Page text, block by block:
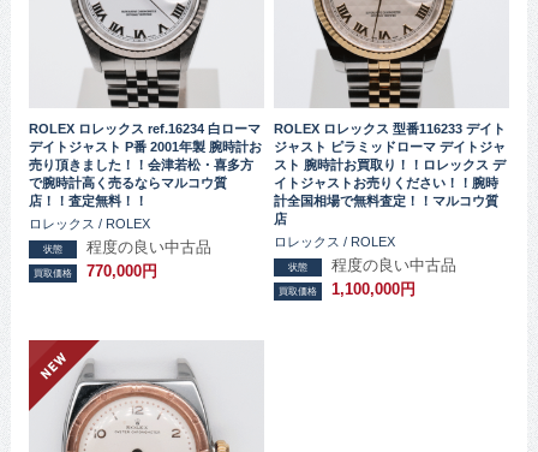
ROLEX ロレックス ref.16234 白ローマ
デイトジャスト P番 2001年製 腕時計お
売り頂きました！！会津若松・喜多方
で腕時計高く売るならマルコウ質
店！！査定無料！！
ロレックス / ROLEX
状態 程度の良い中古品
買取価格 770,000円
ROLEX ロレックス 型番116233 デイト
ジャスト ピラミッドローマ デイトジャ
スト 腕時計お買取り！！ロレックス デ
イトジャストお売りください！！腕時
計全国相場で無料査定！！マルコウ質
店
ロレックス / ROLEX
状態 程度の良い中古品
買取価格 1,100,000円